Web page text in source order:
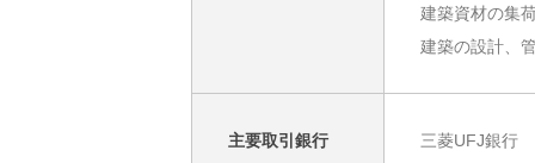
建築資材の集
建築の設計、
主要取引銀行
三菱UFJ銀行